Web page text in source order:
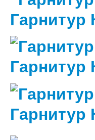
Гарнитур
Гарнитур
Гарнитур